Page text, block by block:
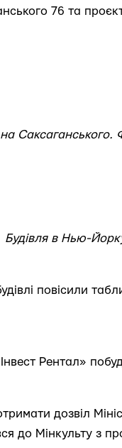
76 та
Саксаганського.
Будівля в Нью-
повісили
Рентал»
дозвіл
до Мінкульту з